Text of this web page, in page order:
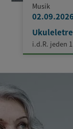
Musik
02.09.2026
i.d.R. jeden